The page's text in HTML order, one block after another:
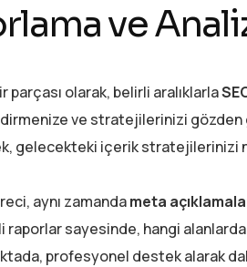
ve
parçası olarak, belirli aralıklarla
ve stratejilerinizi
gelecekteki içerik stratejilerinizi
aynı zamandameta
raporlar sayesinde, hangi
profesyonel destek alarak